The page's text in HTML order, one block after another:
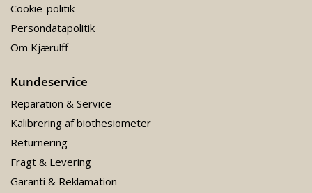
Cookie-politik
Persondatapolitik
Om Kjærulff
Kundeservice
Reparation & Service
Kalibrering af biothesiometer
Returnering
Fragt & Levering
Garanti & Reklamation